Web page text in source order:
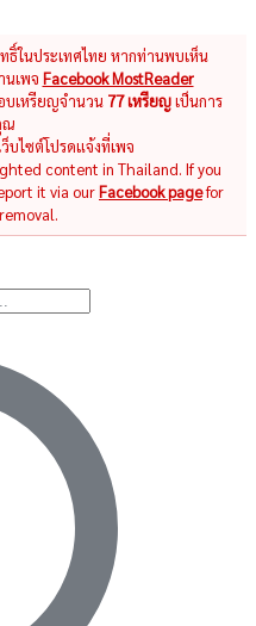
ธิ์ในประเทศไทย หากท่านพบเห็น
นเพจ Facebook MostReader
บเหรียญจำนวน 77 เหรียญเป็นการ
ณ
บไซต์โปรดแจ้งที่เพจ
content in Thailand. If you
it via ourFacebook pagefor